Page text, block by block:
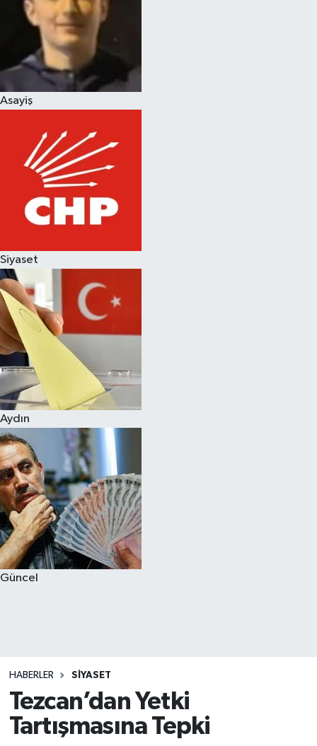
Asayiş
Siyaset
Aydın
Güncel
HABERLER SIYASET
Tezcan’dan Yetki
Tartışmasına Tepki
Magazin